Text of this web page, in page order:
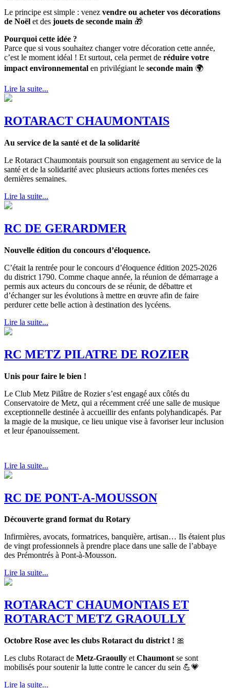
Le principe est simple : venez vendre ou acheter vos décorations
de Noël et des jouets de seconde main 🎁
Pourquoi cette idée ?
Parce que si vous souhaitez changer votre décoration cette année,
c’est le moment idéal ! Et surtout, cela permet de réduire votre
impact environnemental en privilégiant le seconde main 🌍
Lire la suite...
ROTARACT CHAUMONTAIS
Au service de la santé et de la solidarité
Le Rotaract Chaumontais poursuit son engagement au service de la
santé et de la solidarité avec plusieurs actions fortes menées ces
dernières semaines.
Lire la suite...
RC DE GERARDMER
Nouvelle édition du concours d’éloquence.
C’était la rentrée pour le concours d’éloquence édition 2025-2026
du district 1790. Comme chaque année, la réunion de démarrage a
permis aux acteurs du concours de se réunir, de débattre et
d’échanger sur les évolutions à mettre en œuvre afin de faire
perdurer cette belle action à destination des lycéens.
Lire la suite...
RC METZ PILATRE DE ROZIER
Unis pour faire le bien !
Le Club Metz Pilâtre de Rozier s’est engagé aux côtés du
Conservatoire de Metz, qui a récemment créé une salle de musique
exceptionnelle destinée à accueillir des enfants polyhandicapés. Par
la magie de la musique, ce lieu unique vise à favoriser leur inclusion
et leur épanouissement.
Lire la suite...
RC DE PONT-A-MOUSSON
Découverte grand format du Rotary
Infirmières, avocats, formatrices, banquière, artisan… Ils étaient plus
de vingt professionnels à prendre place dans une salle de l’abbaye
des Prémontrés à Pont-à-Mousson.
Lire la suite...
ROTARACT CHAUMONTAIS ET
ROTARACT METZ GRAOULLY
Octobre Rose avec les clubs Rotaract du district ! 🎀
Les clubs Rotaract de Metz-Graoully et Chaumont se sont
mobilisés pour soutenir la lutte contre le cancer du sein 💪💗
Lire la suite...